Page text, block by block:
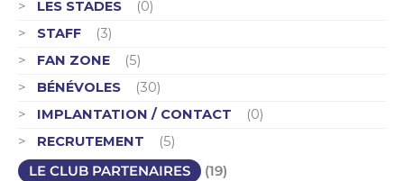
LES STADES
(0)
STAFF
(3)
FAN ZONE
(5)
BÉNÉVOLES
(30)
IMPLANTATION / CONTACT
(0)
RECRUTEMENT
(5)
LE CLUB PARTENAIRES
(19)